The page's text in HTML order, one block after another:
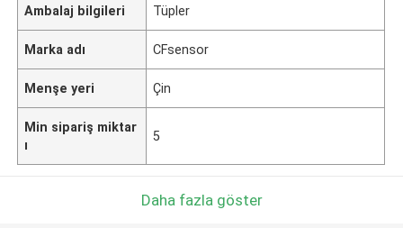
Ambalaj bilgileri Tüpler
Marka adı CFsensor
Menşe yeri Çin
Min sipariş miktar
ı
5
Daha fazla göster